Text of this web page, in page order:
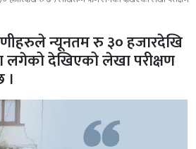
न्यूनतम रु ३० हजारदेखि
देखिएको लेखा परीक्षण
।